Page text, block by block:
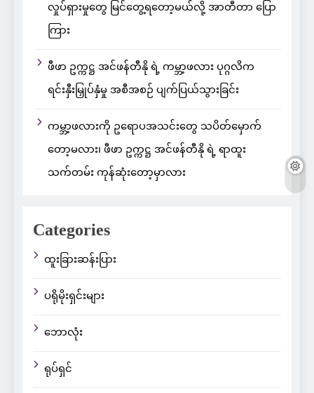
လှုပ်ရှားမှုတွေ မြင်တွေ့ရတော့မယ်လို့ အာတီတာ ပြော
ကြား
ဖီဖာ ဥက္ကဋ္ဌ အင်ဖန်တီနို ရဲ့ ကမ္ဘာ့ဖလား ပုဂ္ဂလိက
ရင်းနှီးမြှုပ်နှံမှု အစီအစဉ် ပျက်ပြယ်သွားခြင်း
ကမ္ဘာ့ဖလားကို ဥရောပအသင်းတွေ သပိတ်မှောက်
တော့မလား၊ ဖီဖာ ဥက္ကဋ္ဌ အင်ဖန်တီနို ရဲ့ ရာထူး
သက်တမ်း ကုန်ဆုံးတော့မှာလား
Categories
ထူးခြားဆန်းပြား
ပရိုမိုးရှင်းများ
ဘောလုံး
ရုပ်ရှင်